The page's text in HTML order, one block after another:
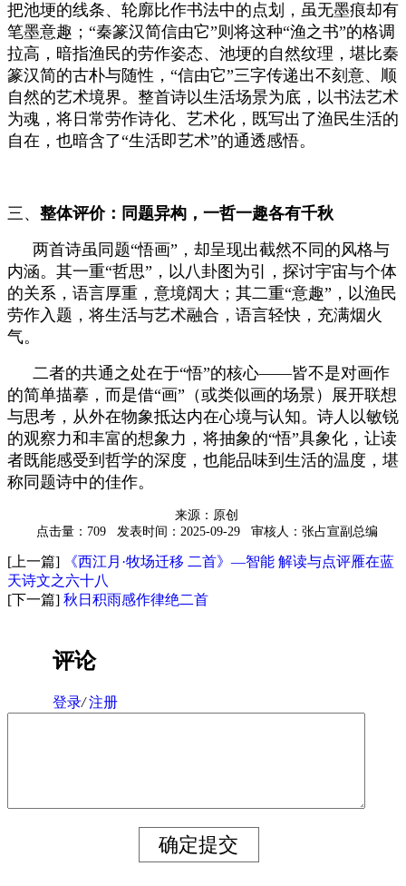
把池埂的线条、轮廓比作书法中的点划，虽无墨痕却有
笔墨意趣；“秦篆汉简信由它”则将这种“渔之书”的格调
拉高，暗指渔民的劳作姿态、池埂的自然纹理，堪比秦
篆汉简的古朴与随性，“信由它”三字传递出不刻意、顺
自然的艺术境界。整首诗以生活场景为底，以书法艺术
为魂，将日常劳作诗化、艺术化，既写出了渔民生活的
自在，也暗含了“生活即艺术”的通透感悟。
三、 整体评价：同题异构，一哲一趣各有千秋
两首诗虽同题“悟画”，却呈现出截然不同的风格与
内涵。其一重“哲思”，以八卦图为引，探讨宇宙与个体
的关系，语言厚重，意境阔大；其二重“意趣”，以渔民
劳作入题，将生活与艺术融合，语言轻快，充满烟火
气。
二者的共通之处在于“悟”的核心——皆不是对画作
的简单描摹，而是借“画”（或类似画的场景）展开联想
与思考，从外在物象抵达内在心境与认知。诗人以敏锐
的观察力和丰富的想象力，将抽象的“悟”具象化，让读
者既能感受到哲学的深度，也能品味到生活的温度，堪
称同题诗中的佳作。
来源：原创
点击量：709
发表时间：2025-09-29 审核人：张占宣副总编
[上一篇]
《西江月·牧场迁移 二首》—智能 解读与点评雁在蓝
天诗文之六十八
[下一篇] 秋日积雨感作律绝二首
评论
登录/ 注册